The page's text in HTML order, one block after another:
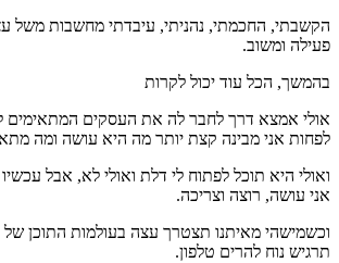
הקשבתי, החכמתי, נהניתי, עיבדתי מחשבות משל
פעילה ומשוב.
בהמשך, הכל עוד יכול לקרות
אולי אמצא דרך לחבר לה את העסקים המתאימים
לפחות אני מבינה קצת יותר מה היא עושה ומה
ואולי היא תוכל לפתוח לי דלת ואולי לא, אבל
אני עושה, רוצה וצריכה.
וכשמישהי מאיתנו תצטרך עצה בעולמות התוכן של
תרגיש נוח להרים טלפון.